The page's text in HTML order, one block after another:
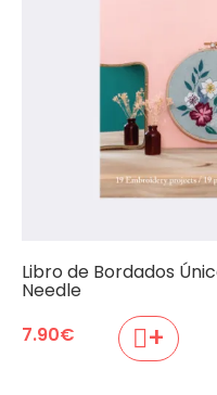
Libro de Bordados
Needle
7.90€ +